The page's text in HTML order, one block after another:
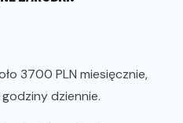
3700 PLN miesięcznie,
dziennie.